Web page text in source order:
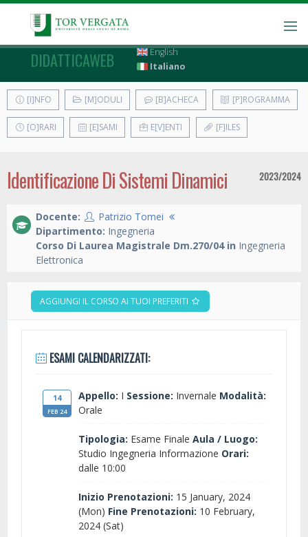
DIDATTICAWEB
English
Italiano
[I]NFO [M]ODULI [B]ACHECA [P]ROGRAMMA
[O]RARI [E]SAMI E[V]ENTI [F]ILES
Identificazione Di Sistemi Dinamici 2023/2024
Docente:
Patrizio Tomei
Dipartimento: Ingegneria
Corso Di Laurea Magistrale Dm.270/04 in Ingegneria
Elettronica
AGGIUNGI IL CORSO AI TUOI PREFERITI
ESAMI CALENDARIZZATI:
14
FEB 24
Appello: I Sessione: Invernale Modalità:
Orale
Tipologia: Esame Finale Aula / Luogo:
Studio Ingegneria Informazione Orari:
dalle 10:00
Inizio Prenotazioni: 15 January, 2024
(Mon) Fine Prenotazioni: 10 February,
2024 (Sat)